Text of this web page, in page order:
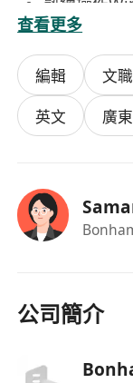
軟體，具備
細心穩健、
持牌亦可勝
必須持有香
查看更多
編輯 文
英文
廣
公司簡介